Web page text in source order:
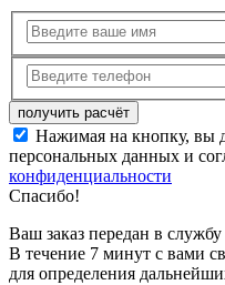
Нажимая на кнопку, вы
персональных данных и
конфиденциальности
Спасибо!
Ваш заказ передан в
В течение 7 минут с вами
для определения